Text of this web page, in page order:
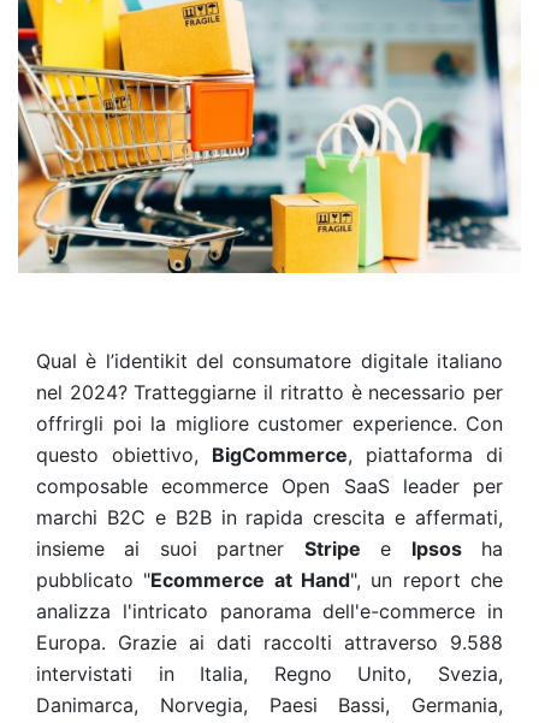
Qual è l’identikit del consumatore digitale italiano
nel 2024? Tratteggiarne il ritratto è necessario per
offrirgli poi la migliore customer experience. Con
questo obiettivo, BigCommerce, piattaforma di
composable ecommerce Open SaaS leader per
marchi B2C e B2B in rapida crescita e affermati,
insieme ai suoi partner Stripe e Ipsosha
pubblicato "Ecommerce at Hand", un report che
analizza l'intricato panorama dell'e-commerce in
Europa. Grazie ai dati raccolti attraverso 9.588
intervistati in Italia, Regno Unito, Svezia,
Danimarca, Norvegia, Paesi Bassi, Germania,